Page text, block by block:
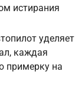
ваших
введите
истирания
уделяет
каждая
примерку на